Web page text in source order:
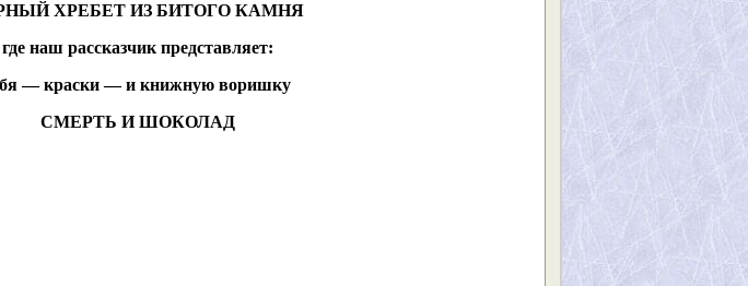
ХРЕБЕТ ИЗ БИТОГО КАМНЯ
где наш рассказчик представляет:
— краски — и книжную воришку
СМЕРТЬ И ШОКОЛАД